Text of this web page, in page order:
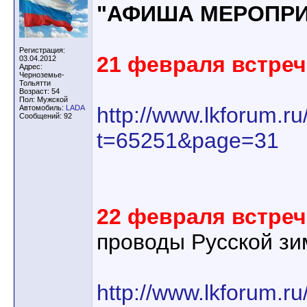
Регистрация:
03.04.2012
Адрес:
Черноземье-
Тольятти
Возраст: 54
Пол: Мужской
Автомобиль: LADA
Сообщений: 92
"АФИША
21 февраля
http://
t=65251&page=31
22 февраля
проводы Русской
http://